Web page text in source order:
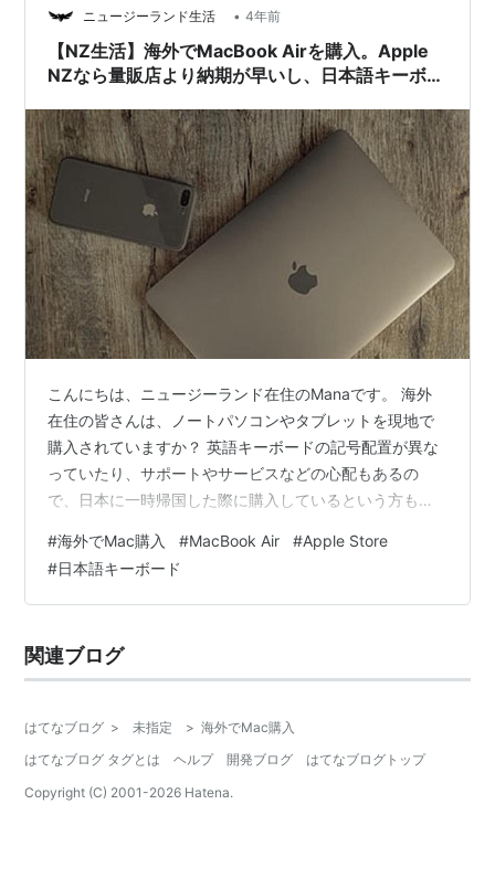
ニュージーランド生活 • 4年前
【NZ生活】海外でMacBook Airを購入。Apple
NZなら量販店より納期が早いし、日本語キーボー
こんにちは、ニュージーランド在住のManaです。 海外
在住の皆さんは、ノートパソコンやタブレットを現地で
購入されていますか？ 英語キーボードの記号配置が異な
っていたり、サポートやサービスなどの心配もあるの
で、日本に一時帰国した際に購入しているという方も多
入したMacBook Air 11インチを愛用してきましたが、使
えないアプリもちらほらあった為、次の帰国時に買い換
えを検討していました。 そんな矢先にコロナが流行し、
し、7月半ばに発売されたばかりの新しいMacBook Air
M2チップの…
#海外でMac購入 #MacBook Air #Apple Store
#日本語キーボード
関連ブログ
はてなブログ > 未指定 > 海外でMac購入
はてなブログ タグとは
ヘルプ 開発ブログ
はてなブログトップ
Copyright (C) 2001-2026 Hatena.